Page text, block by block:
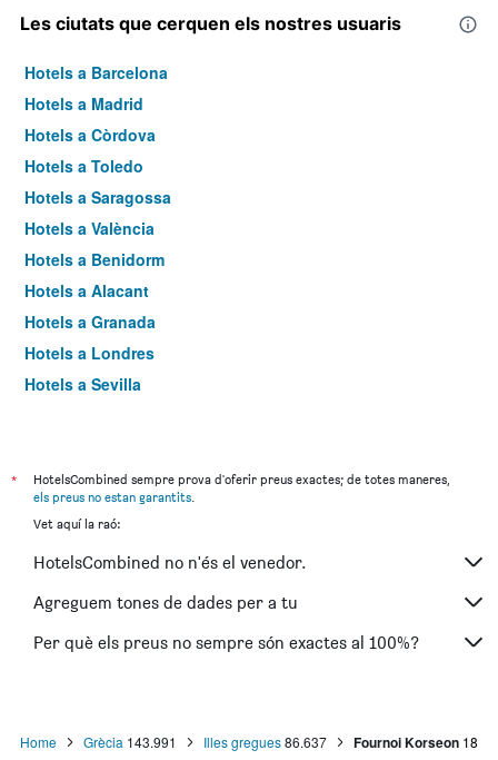
Les ciutats que cerquen els nostres usuaris
Hotels a Barcelona
Hotels a Madrid
Hotels a Còrdova
Hotels a Toledo
Hotels a Saragossa
Hotels a València
Hotels a Benidorm
Hotels a Alacant
Hotels a Granada
Hotels a Londres
Hotels a Sevilla
*
HotelsCombined sempre prova d'oferir preus exactes; de totes maneres,
els preus no estan garantits.
Vet aquí la raó:
HotelsCombined no n'és el venedor.
Agreguem tones de dades per a tu
Per què els preus no sempre són exactes al 100%?
Home Grècia 143.991 Illes gregues86.637 Fournoi Korseon 18